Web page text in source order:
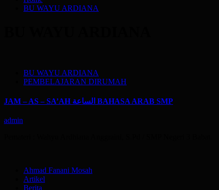
BU WAYU ARDIANA
BU WAYU ARDIANA
PEMBELAJARAN DIRUMAH
JAM – AS – SA’AH الساعة BAHASA ARAB SMP
admin
Ahmad Fanani Mosah
Artikel
Berita